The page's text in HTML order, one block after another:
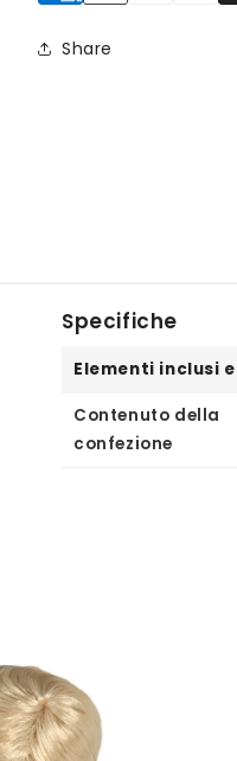
Share
Specifiche
Elementi inclusi
Contenuto della
confezione